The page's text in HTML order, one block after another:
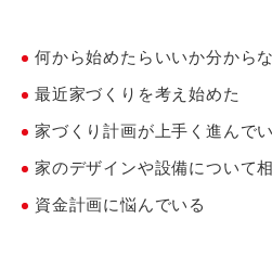
何から始めたらいいか分から
最近家づくりを考え始めた
家づくり計画が上手く進んで
家のデザインや設備について
資金計画に悩んでいる